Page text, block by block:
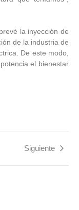
la inyección de
de la industria de
De este modo,
el bienestar
Siguiente